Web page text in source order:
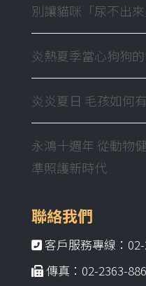
別讓貓咪「尿不出來
炎熱夏季當心狗狗
炎炎夏日 毛孩如何
永鴻十週年 從動物
準照護新時代
聯絡我們
客戶服務專線：
傳真：02-2363-